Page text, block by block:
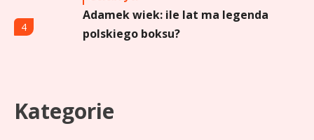
4
Adamek wiek: ile lat ma legenda
polskiego boksu?
5
Aga Grzelak wiek: odkryj prawdę
o popularnej influencerce!
Kategorie